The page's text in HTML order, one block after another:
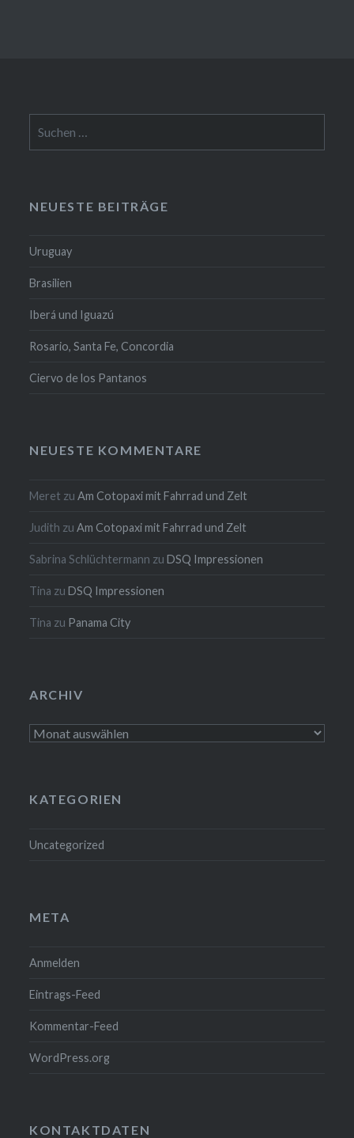
nach:
NEUESTE BEITRÄGE
Uruguay
Brasilien
Iberá und Iguazú
Rosario, Santa Fe, Concordia
Ciervo de los Pantanos
NEUESTE KOMMENTARE
Meret zuAm Cotopaxi mit Fahrrad und Zelt
Judith zuAm Cotopaxi mit Fahrrad und Zelt
Sabrina Schlüchtermann zuDSQ Impressionen
Tina zuDSQ Impressionen
Tina zu Panama City
ARCHIV
Archiv
KATEGORIEN
Uncategorized
META
Anmelden
Eintrags-Feed
Kommentar-Feed
WordPress.org
KONTAKTDATEN